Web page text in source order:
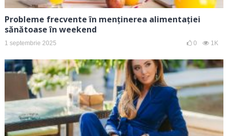
Probleme frecvente în menținerea alimentației
sănătoase în weekend
1 septembrie 2025 0 1K